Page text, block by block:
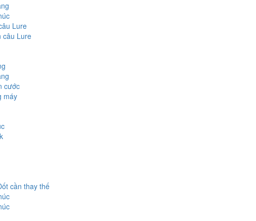
Lure
câu Lure
cước
máy
cần thay thế